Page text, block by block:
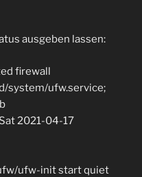
ausgeben lassen:
firewall
system/ufw.service;
2021-04-17
ufw-init start quiet